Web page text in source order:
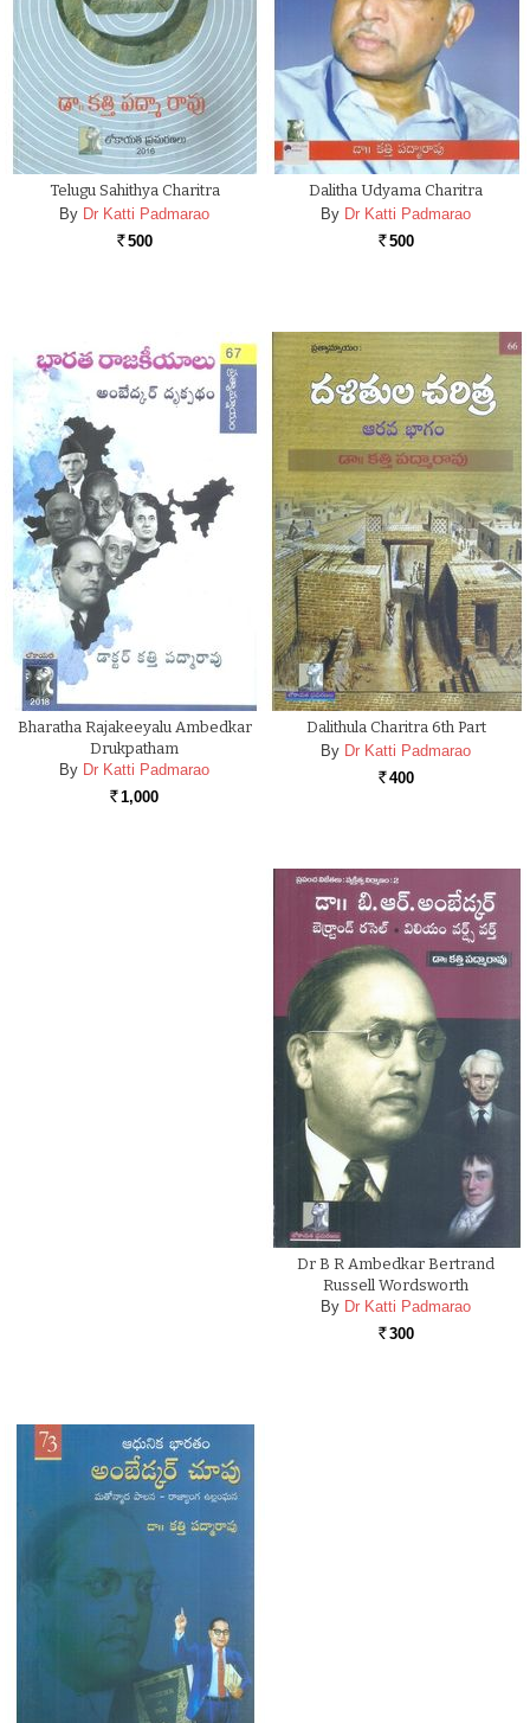
Telugu Sahithya Charitra
By Dr Katti Padmarao
Rs. 500
Dalitha Udyama Charitra
By Dr Katti Padmarao
Rs. 500
Bharatha Rajakeeyalu Ambedkar
Drukpatham
By Dr Katti Padmarao
Rs. 1,000
Dalithula Charitra 6th Part
By Dr Katti Padmarao
Rs. 400
Dr B R Ambedkar Bertrand
Russell Wordsworth
By Dr Katti Padmarao
Rs. 300